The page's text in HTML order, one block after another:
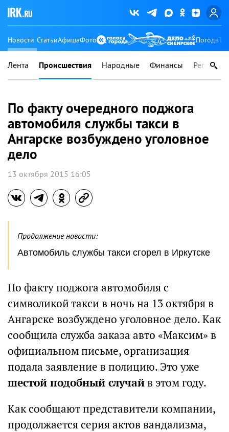
Новости СтатьиАфишаФото Погода
Лента Происшествия Народные Финансы Регионы
По факту очередного поджога
автомобиля службы такси в
Ангарске возбуждено уголовное
дело
13 октября 2015 16:05
Продолжение новости:
Автомобиль службы такси сгорел в Иркутске
По факту поджога автомобиля с
символикой такси в ночь на 13 октября в
Ангарске возбуждено уголовное дело. Как
сообщила служба заказа авто «Максим» в
официальном письме, организация
подала заявление в полицию. Это уже
шестой подобный случайв этом году.
Как сообщают представители компании,
продолжается серия актов вандализма,